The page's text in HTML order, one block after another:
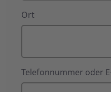
Ort
Telefonnummer oder